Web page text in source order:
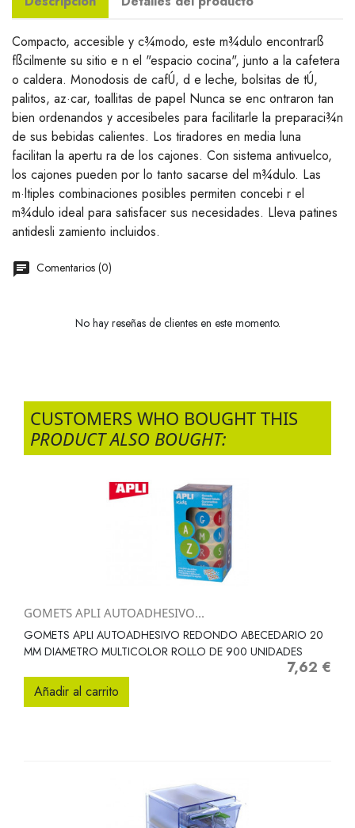
Compacto, accesible y c¾modo, este m¾dulo encontrarß
fßcilmente su sitio e n el "espacio cocina", junto a la cafetera
o caldera. Monodosis de cafÚ, d e leche, bolsitas de tÚ,
palitos, az·car, toallitas de papel Nunca se enc ontraron tan
bien ordenandos y accesibeles para facilitarle la preparaci¾n
de sus bebidas calientes. Los tiradores en media luna
facilitan la apertu ra de los cajones. Con sistema antivuelco,
los cajones pueden por lo tanto sacarse del m¾dulo. Las
m·ltiples combinaciones posibles permiten concebi r el
m¾dulo ideal para satisfacer sus necesidades. Lleva patines
antidesli zamiento incluidos.
Comentarios (0)
No hay reseñas de clientes en este momento.
CUSTOMERS WHO BOUGHT THIS
PRODUCT ALSO BOUGHT:
GOMETS APLI AUTOADHESIVO...
GOMETS APLI AUTOADHESIVO REDONDO ABECEDARIO 20
MM DIAMETRO MULTICOLOR ROLLO DE 900 UNIDADES
Precio
7,62 €
Añadir al carrito